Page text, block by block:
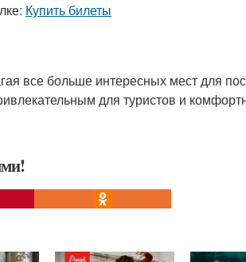
Купить билеты
все больше интересных мест для
для туристов и